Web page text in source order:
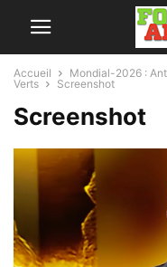
Accueil
Mondial-2026 :
Verts
Screenshot
Screenshot